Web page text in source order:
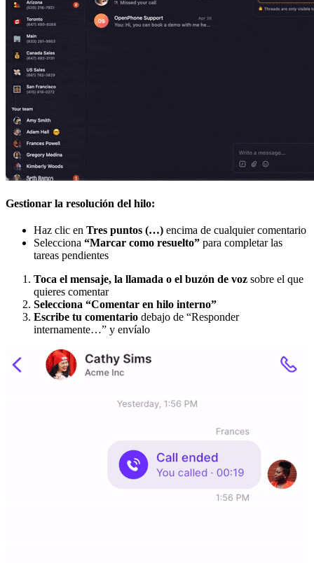
Gestionar la resolución del hilo:
Haz clic en Tres puntos (…) encima de cualquier comentario
Selecciona “Marcar como resuelto” para completar las
tareas pendientes
Toca el mensaje, la llamada o el buzón de voz sobre el que
quieres comentar
Selecciona “Comentar en hilo interno”
Escribe tu comentario debajo de “Responder
internamente…” y envíalo